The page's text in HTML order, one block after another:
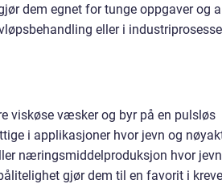
dem egnet for tunge oppgaver og
eller i
viskøse væsker og byr på en pulsløs
i applikasjoner hvor jevn og
næringsmiddelproduksjon hvor
gjør dem til en favorit i